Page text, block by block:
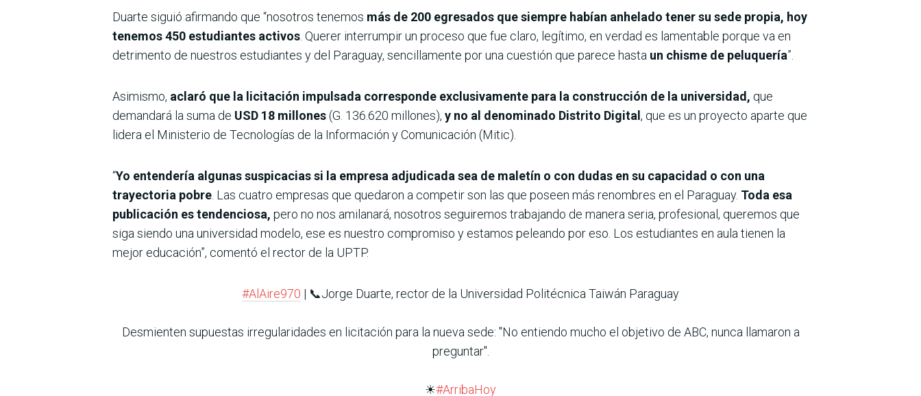
Duarte siguió afirmando que “nosotros tenemos más de 200 egresados que siempre habían anhelado tener su sede propia, hoy
tenemos 450 estudiantes activos . Querer interrumpir un proceso que fue claro, legítimo, en verdad es lamentable porque va en
detrimento de nuestros estudiantes y del Paraguay, sencillamente por una cuestión que parece hasta un chisme de peluquería”.
Asimismo, aclaró que la licitación impulsada corresponde exclusivamente para la construcción de la universidad, que
demandará la suma de USD 18 millones(G. 136.620 millones), y no al denominado Distrito Digital, que es un proyecto aparte que
lidera el Ministerio de Tecnologías de la Información y Comunicación (Mitic).
“Yo entendería algunas suspicacias si la empresa adjudicada sea de maletín o con dudas en su capacidad o con una
trayectoria pobre . Las cuatro empresas que quedaron a competir son las que poseen más renombres en el Paraguay. Toda esa
publicación es tendenciosa, pero no nos amilanará, nosotros seguiremos trabajando de manera seria, profesional, queremos que
siga siendo una universidad modelo, ese es nuestro compromiso y estamos peleando por eso. Los estudiantes en aula tienen la
mejor educación”, comentó el rector de la UPTP.
#AlAire970 | 📞Jorge Duarte, rector de la Universidad Politécnica Taiwán Paraguay
Desmienten supuestas irregularidades en licitación para la nueva sede: "No entiendo mucho el objetivo de ABC, nunca llamaron a
preguntar".
☀#ArribaHoy